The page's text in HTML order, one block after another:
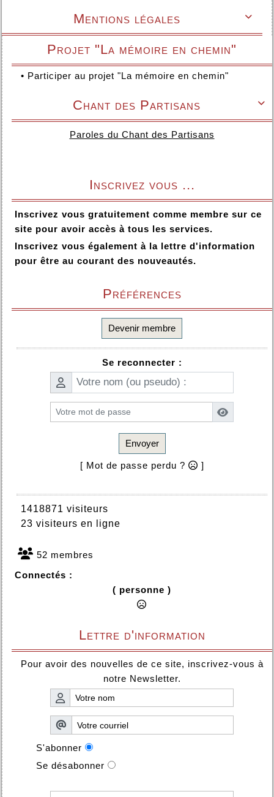

Mentions légales
Projet "La mémoire en chemin"
• Participer au projet "La mémoire en chemin"

Chant des Partisans
Paroles du Chant des Partisans
Inscrivez vous ...
Inscrivez vous gratuitement comme membre sur ce
site pour avoir accès à tous les services.
Inscrivez vous également à la lettre d'information
pour être au courant des nouveautés.
Préférences
Devenir membre
Se reconnecter :
Envoyer
[ Mot de passe perdu ? ]
1418871 visiteurs
23 visiteurs en ligne
52 membres
Connectés :
( personne )
Lettre d'information
Pour avoir des nouvelles de ce site, inscrivez-vous à
notre Newsletter.
S'abonner
Se désabonner